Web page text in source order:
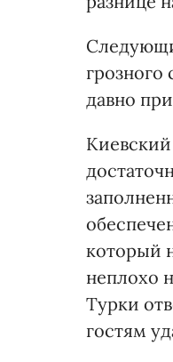
давно
который
неплохо
Турки
гостям